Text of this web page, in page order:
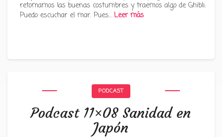
retomamos las buenas costumbres y traemos algo de Ghibli:
Puedo escuchar el mar. Pues… Leer más
PODCAST
Podcast 11×08 Sanidad en
Japón